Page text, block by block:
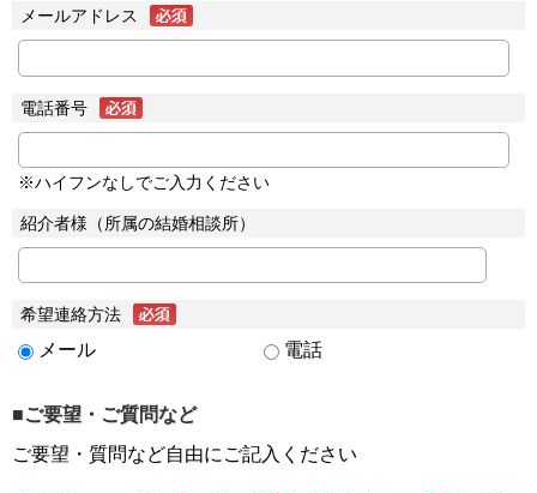
メールアドレス
電話番号
※ハイフンなしでご入力ください
紹介者様（所属の結婚相談所）
希望連絡方法
メール 電話
■ご要望・ご質問など
ご要望・質問など自由にご記入ください